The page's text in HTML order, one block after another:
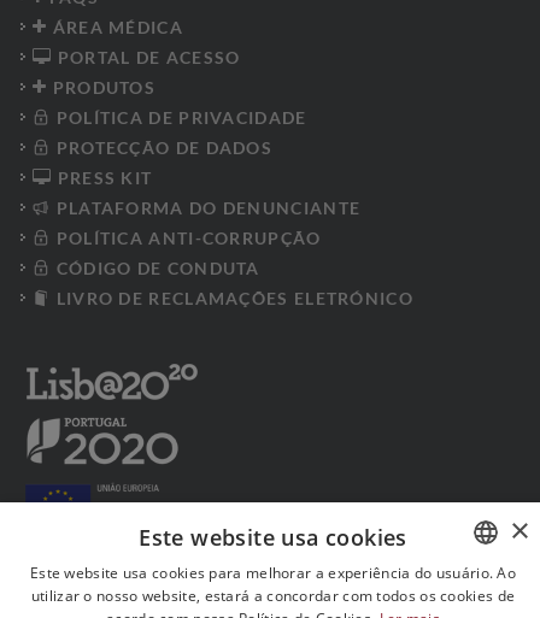
ÁREA MÉDICA
PORTAL DE ACESSO
PRODUTOS
POLÍTICA DE PRIVACIDADE
PROTECÇÃO DE DADOS
PRESS KIT
PLATAFORMA DO DENUNCIANTE
POLÍTICA ANTI-CORRUPÇÃO
CÓDIGO DE CONDUTA
LIVRO DE RECLAMAÇÕES ELETRÓNICO
PORTUGUESE
×
Este website usa cookies
Este website usa cookies para melhorar a experiência do usuário. Ao
utilizar o nosso website, estará a concordar com todos os cookies de